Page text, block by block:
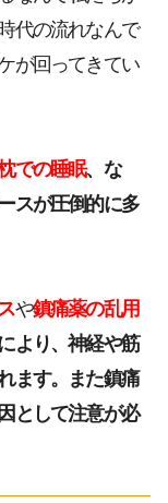
代の流れなんで
が回ってきてい
での睡眠、な
スが圧倒的に多
や鎮痛薬の乱用
より、神経や筋
ます。また鎮痛
として注意が必